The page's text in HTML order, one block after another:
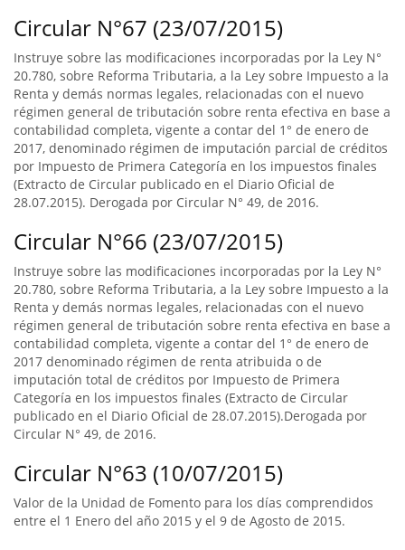
Circular N°67 (23/07/2015)
Instruye sobre las modificaciones incorporadas por la Ley N°
20.780, sobre Reforma Tributaria, a la Ley sobre Impuesto a la
Renta y demás normas legales, relacionadas con el nuevo
régimen general de tributación sobre renta efectiva en base a
contabilidad completa, vigente a contar del 1° de enero de
2017, denominado régimen de imputación parcial de créditos
por Impuesto de Primera Categoría en los impuestos finales
(Extracto de Circular publicado en el Diario Oficial de
28.07.2015). Derogada por Circular N° 49, de 2016.
Circular N°66 (23/07/2015)
Instruye sobre las modificaciones incorporadas por la Ley N°
20.780, sobre Reforma Tributaria, a la Ley sobre Impuesto a la
Renta y demás normas legales, relacionadas con el nuevo
régimen general de tributación sobre renta efectiva en base a
contabilidad completa, vigente a contar del 1° de enero de
2017 denominado régimen de renta atribuida o de
imputación total de créditos por Impuesto de Primera
Categoría en los impuestos finales (Extracto de Circular
publicado en el Diario Oficial de 28.07.2015).Derogada por
Circular N° 49, de 2016.
Circular N°63 (10/07/2015)
Valor de la Unidad de Fomento para los días comprendidos
entre el 1 Enero del año 2015 y el 9 de Agosto de 2015.